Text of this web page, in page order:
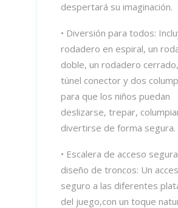
despertará su imaginación.
• Diversión para todos:
rodadero en espiral, un
doble, un rodadero
túnel conector y dos
para que los niños puedan
deslizarse, trepar,
divertirse de forma segura.
• Escalera de acceso
diseño de troncos: Un
seguro a las diferentes
del juego,con un toque